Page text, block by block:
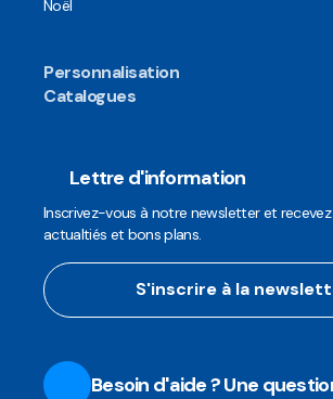
Noël
Personnalisation
Catalogues
Lettre d'information
Inscrivez-vous à notre newsletter et
actualtiés et bons plans.
S'inscrire à la
Besoin d'aide ? Une